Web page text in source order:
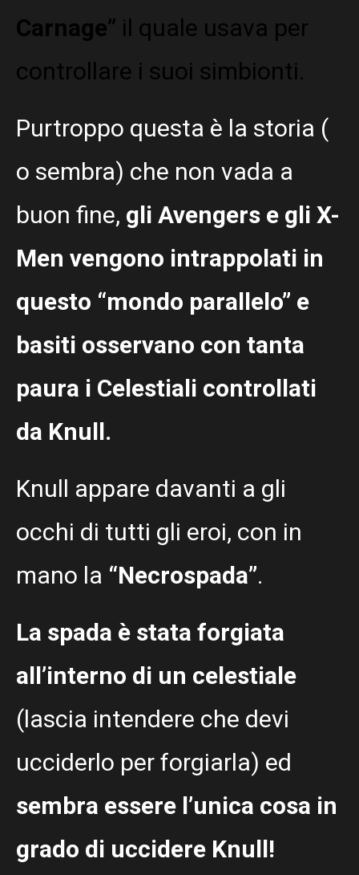
Carnage” il quale usava per
controllare i suoi simbionti.
Purtroppo questa è la storia (
o sembra) che non vada a
buon fine, gli Avengers e gli X-
Men vengono intrappolati in
questo “mondo parallelo” e
basiti osservano con tanta
paura i Celestiali controllati
da Knull.
Knull appare davanti a gli
occhi di tutti gli eroi, con in
mano la “Necrospada”.
La spada è stata forgiata
all’interno di un celestiale
(lascia intendere che devi
ucciderlo per forgiarla) ed
sembra essere l’unica cosa in
grado di uccidere Knull!